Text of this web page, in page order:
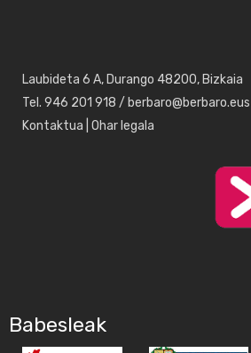
Laubideta 6 A, Durango 48200, Bizkaia
Tel. 946 201 918 / berbaro@berbaro.eus
Kontaktua Ohar legala
Babesleak